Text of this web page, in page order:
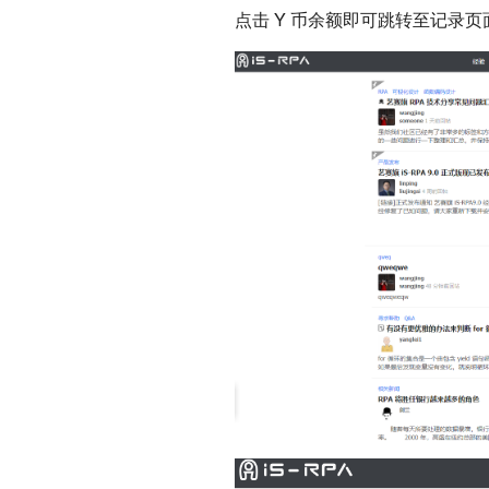
点击 Y 币余额即可跳转至记录页